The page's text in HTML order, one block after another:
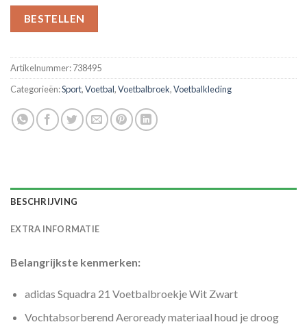
BESTELLEN
Artikelnummer:738495
Categorieën:Sport,Voetbal,Voetbalbroek,Voetbalkleding
BESCHRIJVING
EXTRA INFORMATIE
Belangrijkste kenmerken:
adidas Squadra 21 Voetbalbroekje Wit Zwart
Vochtabsorberend Aeroready materiaal houd je droog